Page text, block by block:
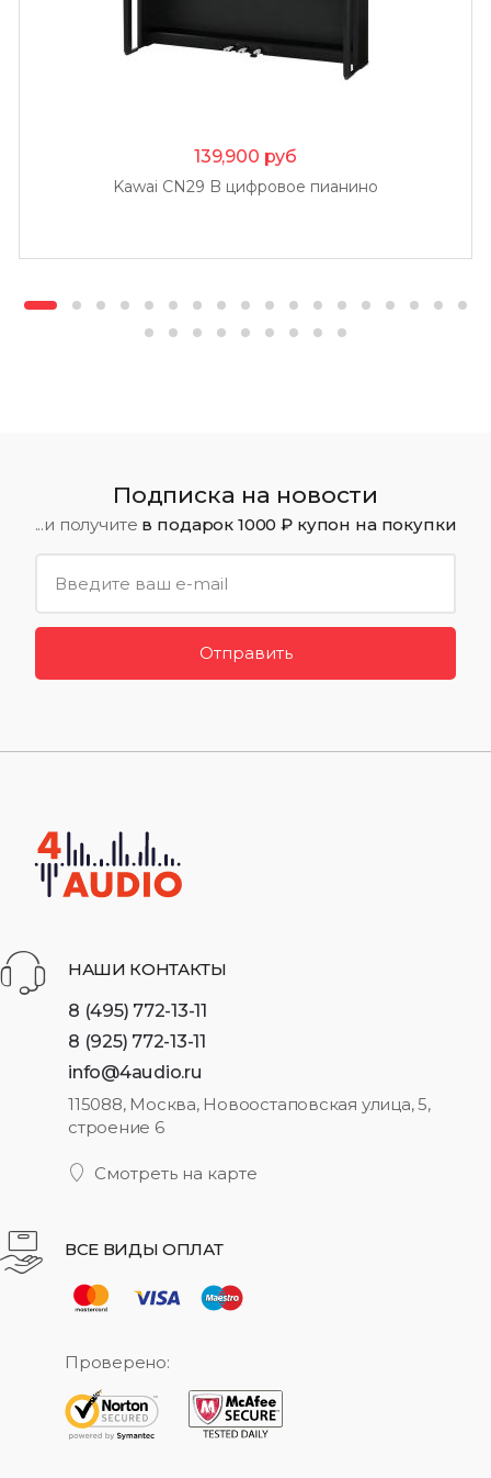
139,900 руб
Kawai CN29 B цифровое пианино
Подписка на новости
...и получите в подарок 1000 ₽ купон на покупки
Отправить
НАШИ КОНТАКТЫ
8 (495) 772-13-11
8 (925) 772-13-11
info@4audio.ru
115088, Москва, Новоостаповская улица, 5,
строение 6
Смотреть на карте
ВСЕ ВИДЫ ОПЛАТ
Проверено: